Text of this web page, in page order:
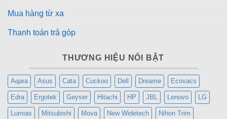
Mua hàng từ xa
Thanh toán trả góp
THƯƠNG HIỆU NỔI BẬT
Aqara Asus Cata Cuckoo Dell Dreame Ecovacs
Edra Ergotek Geyser Hitachi HP JBL Lenovo LG
Lumias Mitsubishi Mova New Widetech Nihon Trim